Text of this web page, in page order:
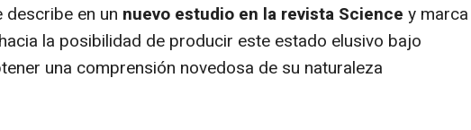
en un nuevo estudio en la revista Science y marca
la posibilidad de producir este estado elusivo bajo
una comprensión novedosa de su naturaleza